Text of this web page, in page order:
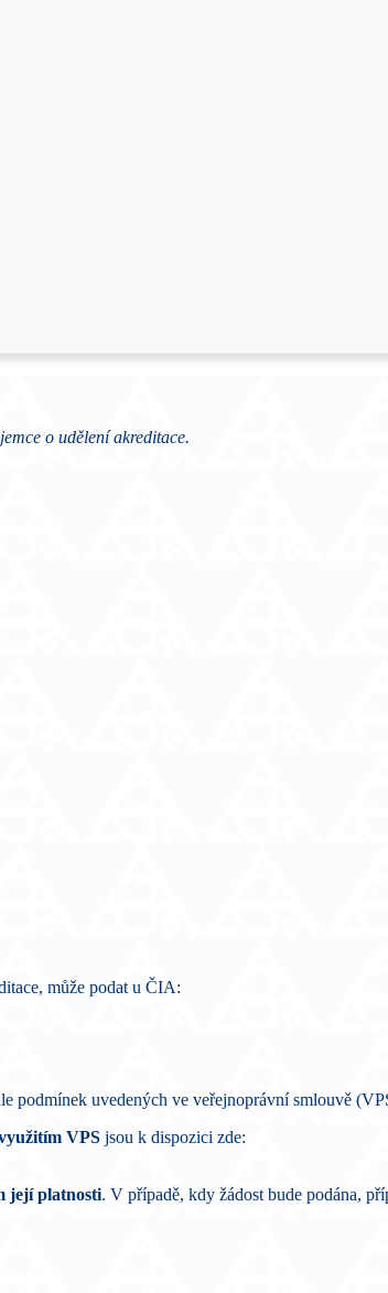
o udělení akreditace.
může podat u ČIA:
podmínek uvedených ve veřejnoprávní smlouvě
VPS jsou k dispozici zde:
její platnosti. V případě, kdy žádost bude podána,